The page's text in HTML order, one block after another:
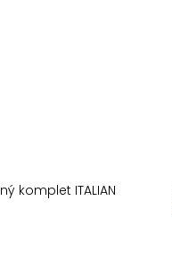
komplet ITALIAN